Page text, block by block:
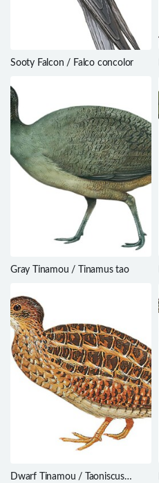
Sooty Falcon / Falco concolor
Gray Tinamou / Tinamus tao
Dwarf Tinamou / Taoniscus